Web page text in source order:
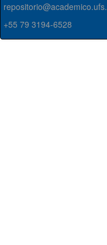
+55 79 3194-6528